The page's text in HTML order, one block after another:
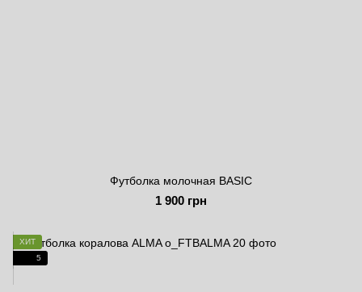
Футболка молочная BASIC
1 900 грн
ХИТ
5